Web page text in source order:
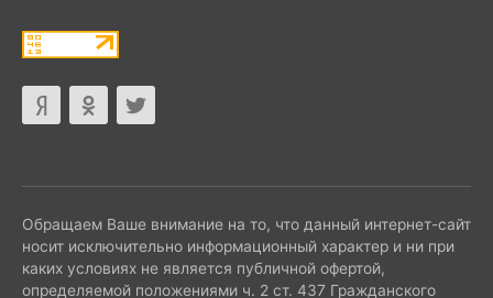
Обращаем Ваше внимание на то, что данный интернет-сайт
носит исключительно информационный характер и ни при
каких условиях не является публичной офертой,
определяемой положениями ч. 2 ст. 437 Гражданского